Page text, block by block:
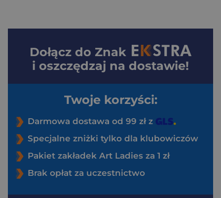
Dołącz do Znak
i oszczędzaj na dostawie!
Twoje korzyści:
Darmowa dostawa od 99 zł z
Specjalne zniżki tylko dla klubowiczów
Pakiet zakładek Art Ladies za 1 zł
Brak opłat za uczestnictwo